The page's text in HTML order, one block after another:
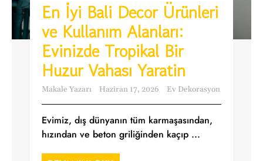
En İyi Bali Decor Ürünleri
ve Kullanım Alanları:
Evinizde Tropikal Bir
Huzur Vahası Yaratin
Makale Yazarı Haziran 17, 2026 Ev Dekorasyon
Evimiz, dış dünyanın tüm karmaşasından,
hızından ve beton griliğinden kaçıp ...